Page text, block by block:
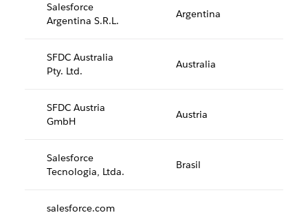
Salesforce
Argentina S.R.L.
Argentina
SFDC Australia
Pty. Ltd.
Australia
SFDC Austria
GmbH
Austria
Salesforce
Tecnologia, Ltda.
Brasil
salesforce.com